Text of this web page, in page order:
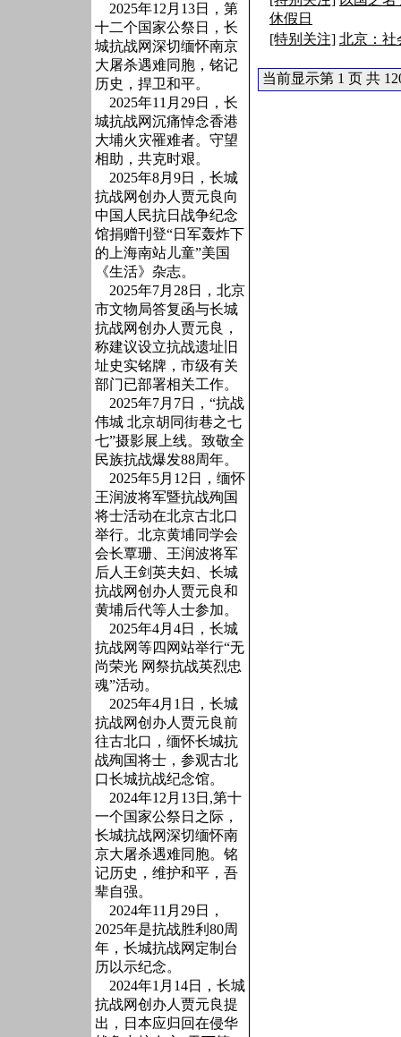
2025年12月13日，第
十二个国家公祭日，长
城抗战网深切缅怀南京
大屠杀遇难同胞，铭记
历史，捍卫和平。
2025年11月29日，长
城抗战网沉痛悼念香港
大埔火灾罹难者。守望
相助，共克时艰。
2025年8月9日，长城
抗战网创办人贾元良向
中国人民抗日战争纪念
馆捐赠刊登“日军轰炸下
的上海南站儿童”美国
《生活》杂志。
2025年7月28日，北京
市文物局答复函与长城
抗战网创办人贾元良，
称建议设立抗战遗址旧
址史实铭牌，市级有关
部门已部署相关工作。
2025年7月7日，“抗战
伟城 北京胡同街巷之七
七”摄影展上线。致敬全
民族抗战爆发88周年。
2025年5月12日，缅怀
王润波将军暨抗战殉国
将士活动在北京古北口
举行。北京黄埔同学会
会长覃珊、王润波将军
后人王剑英夫妇、长城
抗战网创办人贾元良和
黄埔后代等人士参加。
2025年4月4日，长城
抗战网等四网站举行“无
尚荣光 网祭抗战英烈忠
魂”活动。
2025年4月1日，长城
抗战网创办人贾元良前
往古北口，缅怀长城抗
战殉国将士，参观古北
口长城抗战纪念馆。
2024年12月13日,第十
一个国家公祭日之际，
长城抗战网深切缅怀南
京大屠杀遇难同胞。铭
记历史，维护和平，吾
辈自强。
2024年11月29日，
2025年是抗战胜利80周
年，长城抗战网定制台
历以示纪念。
2024年1月14日，长城
抗战网创办人贾元良提
出，日本应归回在侵华
休假日
[特别关注] 北京：社
当前显示第 1 页 共